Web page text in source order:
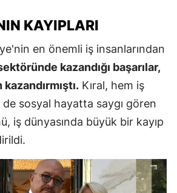
KAYIPLARI
en önemli iş insanlarından
kazandığı başarılar,
Kıral, hem iş
de sosyal hayatta saygı gören
iş dünyasında büyük bir kayıp